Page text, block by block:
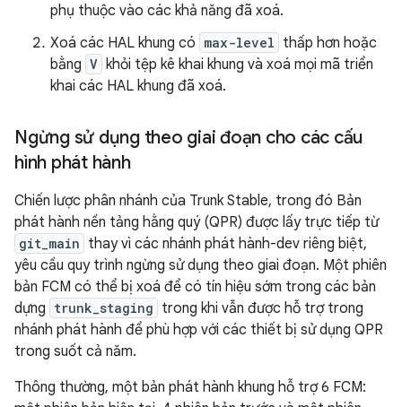
phụ thuộc vào các khả năng đã xoá.
Xoá các HAL khung có max-level thấp hơn hoặc
bằng V khỏi tệp kê khai khung và xoá mọi mã triển
khai các HAL khung đã xoá.
Ngừng sử dụng theo giai đoạn cho các cấu
hình phát hành
Chiến lược phân nhánh của Trunk Stable, trong đó Bản
phát hành nền tảng hằng quý (QPR) được lấy trực tiếp từ
git_main thay vì các nhánh phát hành-dev riêng biệt,
yêu cầu quy trình ngừng sử dụng theo giai đoạn. Một phiên
bản FCM có thể bị xoá để có tín hiệu sớm trong các bản
dựng trunk_staging trong khi vẫn được hỗ trợ trong
nhánh phát hành để phù hợp với các thiết bị sử dụng QPR
trong suốt cả năm.
Thông thường, một bản phát hành khung hỗ trợ 6 FCM: